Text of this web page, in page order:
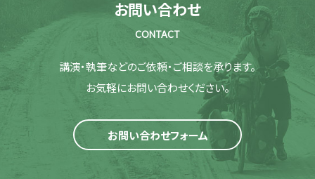
お問い合わせ
CONTACT
講演・執筆などのご依頼・ご相談を承ります。
お気軽にお問い合わせください。
お問い合わせフォーム